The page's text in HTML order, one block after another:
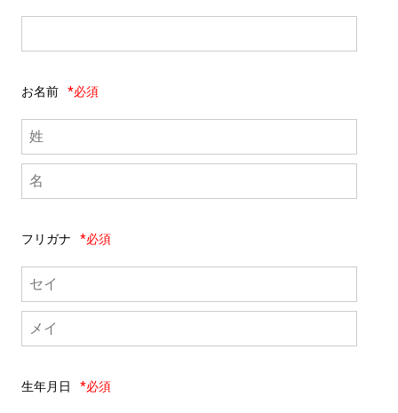
お名前 *必須
フリガナ *必須
生年月日 *必須